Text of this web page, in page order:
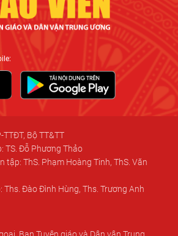
Bộ TT&TT
TS. Đỗ Phương Thảo
tập: ThS. Phạm Hoàng Tinh, ThS. Văn
Ths. Đào Đình Hùng, Ths. Trương Anh
Ban Tuyên giáo và Dân vận Trung